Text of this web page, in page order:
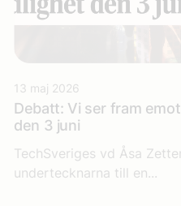
13 maj 2026
Debatt: Vi ser fram
den 3 juni
TechSveriges vd Åsa
undertecknarna till en...